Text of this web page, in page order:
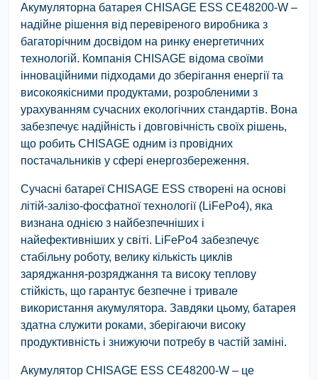
Акумуляторна батарея CHISAGE ESS CE48200-W –
надійне рішення від перевіреного виробника з
багаторічним досвідом на ринку енергетичних
технологій. Компанія CHISAGE відома своїми
інноваційними підходами до зберігання енергії та
високоякісними продуктами, розробленими з
урахуванням сучасних екологічних стандартів. Вона
забезпечує надійність і довговічність своїх рішень,
що робить CHISAGE одним із провідних
постачальників у сфері енергозбереження.
Сучасні батареї CHISAGE ESS створені на основі
літій-залізо-фосфатної технології (LiFePo4), яка
визнана однією з найбезпечніших і
найефективніших у світі. LiFePo4 забезпечує
стабільну роботу, велику кількість циклів
заряджання-розряджання та високу теплову
стійкість, що гарантує безпечне і тривале
використання акумулятора. Завдяки цьому, батарея
здатна служити роками, зберігаючи високу
продуктивність і знижуючи потребу в частій заміні.
Акумулятор CHISAGE ESS CE48200-W – це